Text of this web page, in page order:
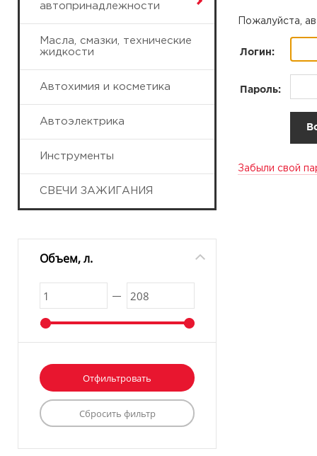
автопринадлежности
Масла, смазки, технические
жидкости
Автохимия и косметика
Автоэлектрика
Инструменты
СВЕЧИ ЗАЖИГАНИЯ
Объем, л.
Пожалуйста,
Логин:
Пароль:
Забыли свой